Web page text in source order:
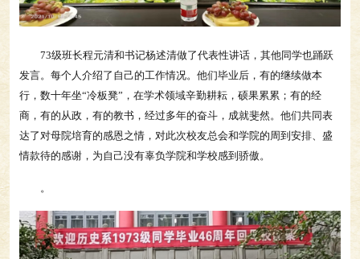
73级班长程元清和书记杨述清做了代表性讲话，其他同学也踊跃
发言。每个人介绍了自己的工作情况。他们毕业后，有的继续做本
行，数十年坐“冷板凳”，在学术领域辛勤耕耘，硕果累累；有的经
商，有的从政，有的教书，经过多年的奋斗，成就斐然。他们共同表
达了对母院培育的感恩之情，对此次校友总会和学院的周到安排、盛
情款待的感谢，为自己没有辜负学院和学校感到骄傲。
。